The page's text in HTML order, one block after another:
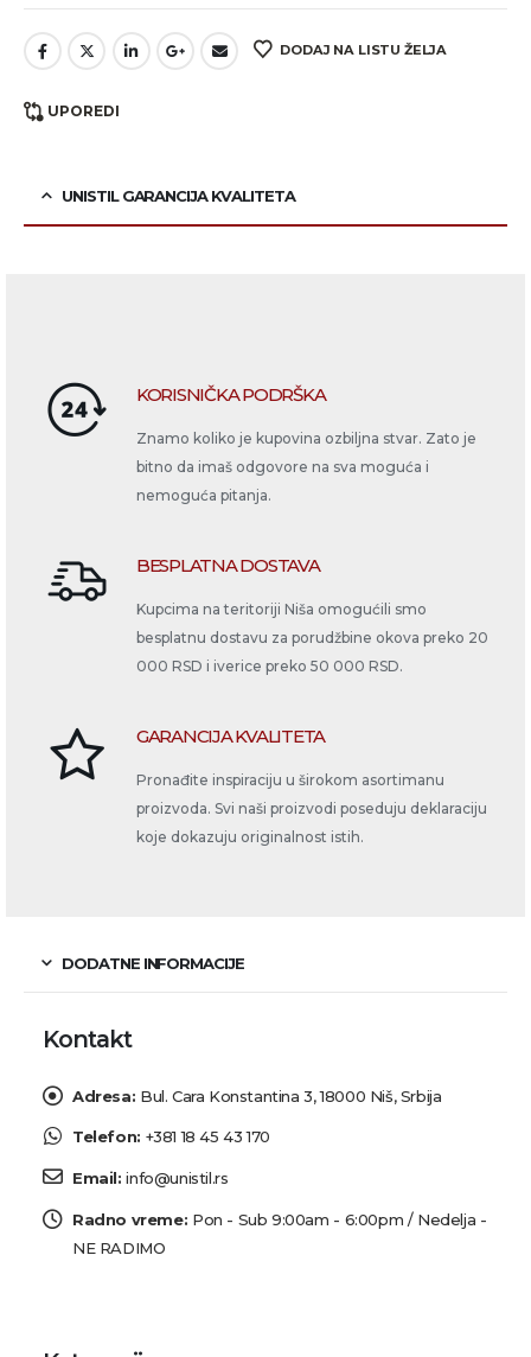
DODAJ NA LISTU ŽELJA
UPOREDI
UNISTIL GARANCIJA KVALITETA
KORISNIČKA PODRŠKA
Znamo koliko je kupovina ozbiljna stvar. Zato je
bitno da imaš odgovore na sva moguća i
nemoguća pitanja.
BESPLATNA DOSTAVA
Kupcima na teritoriji Niša omogućili smo
besplatnu dostavu za porudžbine okova preko 20
000 RSD i iverice preko 50 000 RSD.
GARANCIJA KVALITETA
Pronađite inspiraciju u širokom asortimanu
proizvoda. Svi naši proizvodi poseduju deklaraciju
koje dokazuju originalnost istih.
DODATNE INFORMACIJE
Kontakt
Adresa: Bul. Cara Konstantina 3, 18000 Niš, Srbija
Telefon: +381 18 45 43 170
Email: info@unistil.rs
Radno vreme: Pon - Sub 9:00am - 6:00pm / Nedelja -
NE RADIMO